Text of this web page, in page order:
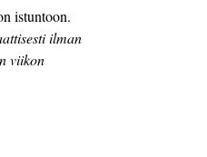
istuntoon.
ilman
viikon